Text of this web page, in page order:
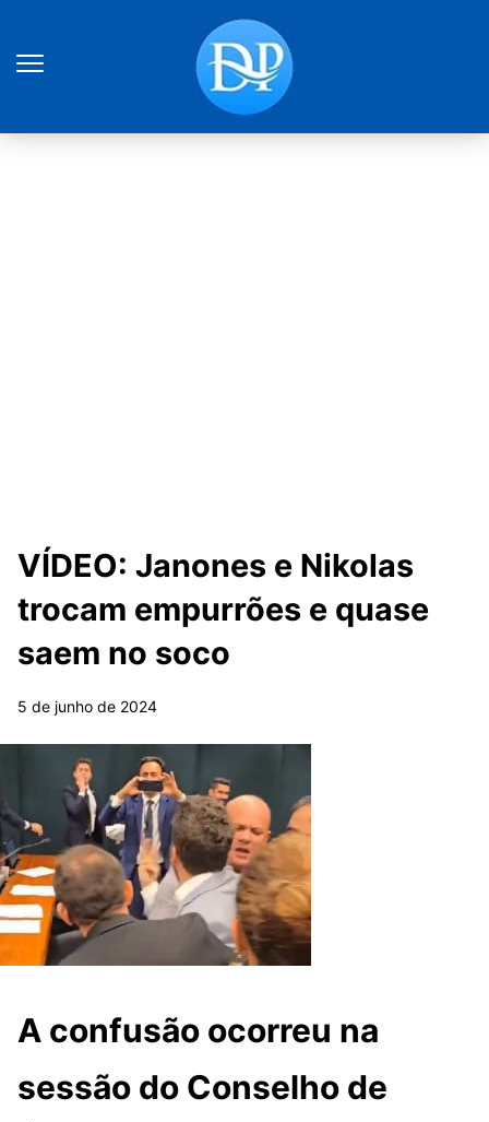
VÍDEO: Janones e Nikolas
trocam empurrões e quase
saem no soco
5 de junho de 2024
A confusão ocorreu na
sessão do Conselho de